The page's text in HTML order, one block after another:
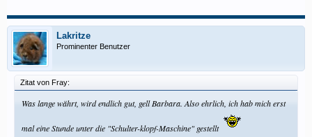
Lakritze
Prominenter Benutzer
Zitat von Fray:
Was lange währt, wird endlich gut, gell Barbara. Also ehrlich, ich hab mich erst
mal eine Stunde unter die "Schulter-klopf-Maschine" gestellt